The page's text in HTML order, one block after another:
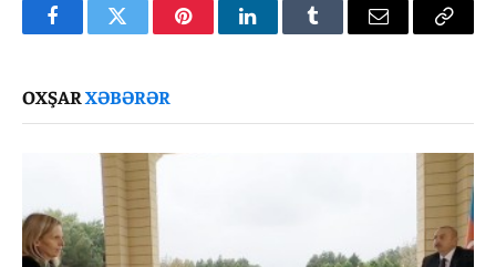
FacebookTwitter PinterestLinkedInTumblr Email
Copy
OXŞARXƏBƏRƏR